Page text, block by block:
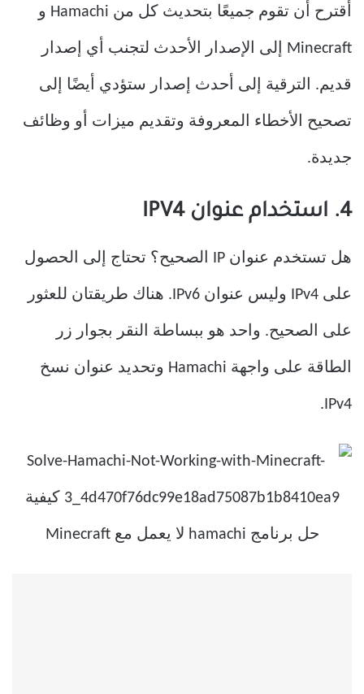
أقترح أن تقوم جميعًا بتحديث كل من Hamachi و
Minecraft إلى الإصدار الأحدث لتجنب أي إصدار
قديم. الترقية إلى أحدث إصدار ستؤدي أيضًا إلى
تصحيح الأخطاء المعروفة وتقديم ميزات أو وظائف
جديدة.
4. استخدام عنوان IPV4
هل تستخدم عنوان IP الصحيح؟ تحتاج إلى الحصول
على IPv4 وليس عنوان IPv6. هناك طريقتان للعثور
على الصحيح. واحد هو ببساطة النقر بجوار زر
الطاقة على واجهة Hamachi وتحديد عنوان نسخ
IPv4.